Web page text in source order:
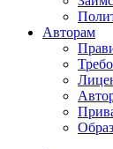
Авторам